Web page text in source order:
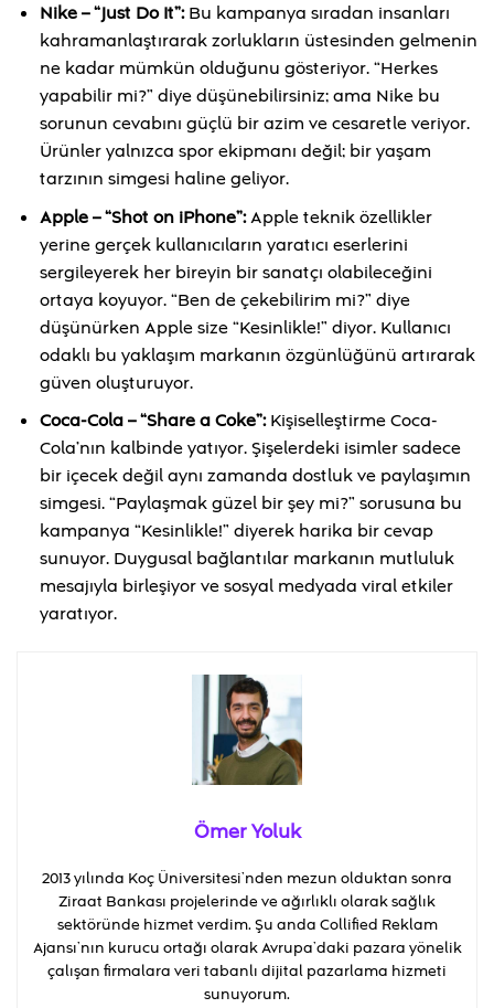
Nike – “Just Do It”:Bu kampanya sıradan insanları
kahramanlaştırarak zorlukların üstesinden gelmenin
ne kadar mümkün olduğunu gösteriyor. “Herkes
yapabilir mi?” diye düşünebilirsiniz; ama Nike bu
sorunun cevabını güçlü bir azim ve cesaretle veriyor.
Ürünler yalnızca spor ekipmanı değil; bir yaşam
tarzının simgesi haline geliyor.
Apple – “Shot on iPhone”:Apple teknik özellikler
yerine gerçek kullanıcıların yaratıcı eserlerini
sergileyerek her bireyin bir sanatçı olabileceğini
ortaya koyuyor. “Ben de çekebilirim mi?” diye
düşünürken Apple size “Kesinlikle!” diyor. Kullanıcı
odaklı bu yaklaşım markanın özgünlüğünü artırarak
güven oluşturuyor.
Coca-Cola – “Share a Coke”:Kişiselleştirme Coca-
Cola’nın kalbinde yatıyor. Şişelerdeki isimler sadece
bir içecek değil aynı zamanda dostluk ve paylaşımın
simgesi. “Paylaşmak güzel bir şey mi?” sorusuna bu
kampanya “Kesinlikle!” diyerek harika bir cevap
sunuyor. Duygusal bağlantılar markanın mutluluk
mesajıyla birleşiyor ve sosyal medyada viral etkiler
yaratıyor.
Ömer Yoluk
2013 yılında Koç Üniversitesi’nden mezun olduktan sonra
Ziraat Bankası projelerinde ve ağırlıklı olarak sağlık
sektöründe hizmet verdim. Şu anda Collified Reklam
Ajansı’nın kurucu ortağı olarak Avrupa’daki pazara yönelik
çalışan firmalara veri tabanlı dijital pazarlama hizmeti
sunuyorum.